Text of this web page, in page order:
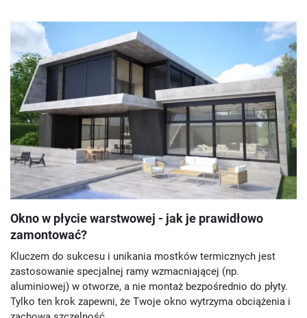
Okno w płycie warstwowej - jak je prawidłowo
zamontować?
Kluczem do sukcesu i unikania mostków termicznych jest
zastosowanie specjalnej ramy wzmacniającej (np.
aluminiowej) w otworze, a nie montaż bezpośrednio do płyty.
Tylko ten krok zapewni, że Twoje okno wytrzyma obciążenia i